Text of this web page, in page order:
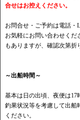
合せはお控えください。
お問合せ・ご予約は電話
お気軽にお問い合わせくだ
もありますが、確認次第折
～出船時間～
基本は日の出頃、夜便は17
釣果状況等を考慮して出船
ください。